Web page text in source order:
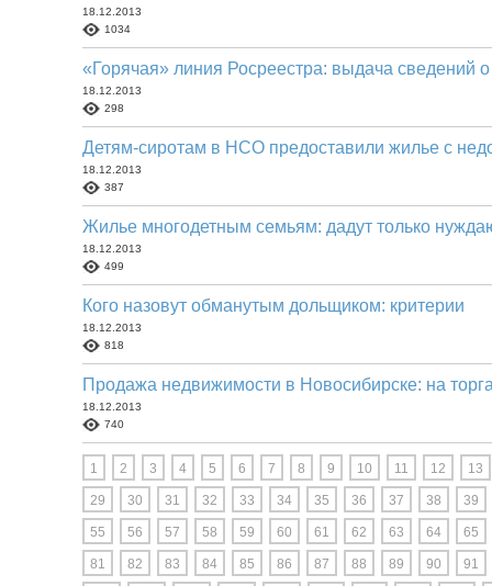
18.12.2013
1034
«Горячая» линия Росреестра: выдача сведений
18.12.2013
298
Детям-сиротам в НСО предоставили жилье с
18.12.2013
387
Жилье многодетным семьям: дадут только
18.12.2013
499
Кого назовут обманутым дольщиком: критерии
18.12.2013
818
Продажа недвижимости в Новосибирске: на
18.12.2013
740
1 2 3 4 5 6 7 8 9 10 11 12 13
29 30 31 32 33 34 35 36 37 38 39
55 56 57 58 59 60 61 62 63 64 65
81 82 83 84 85 86 87 88 89 90 91